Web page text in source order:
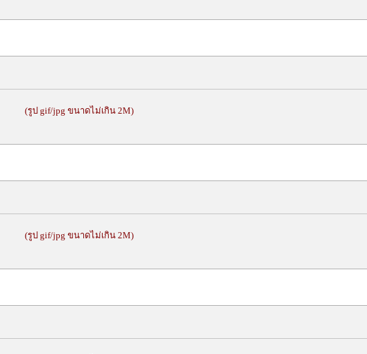
(รูป gif/jpg ขนาดไม่เกิน 2M)
(รูป gif/jpg ขนาดไม่เกิน 2M)